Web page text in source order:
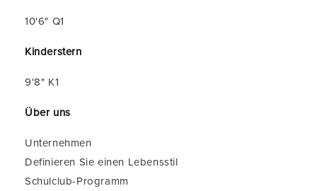
10'6" Q1
Kinderstern
9'8" K1
Über uns
Unternehmen
Definieren Sie einen Lebensstil
Schulclub-Programm